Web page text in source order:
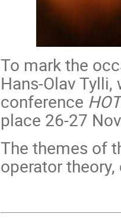
To mark the
Hans-Olav
conference
place 26-27
The themes of
operator